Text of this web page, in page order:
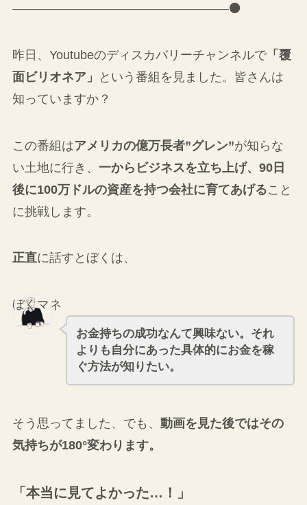
—————————————————–⚫
昨日、Youtubeのディスカバリーチャンネルで「覆
面ビリオネア」
という番組を見ました。皆さんは
知っていますか？
この番組はアメリカの億万長者”グレン”が知らな
い土地に行き、 一からビジネスを立ち上げ、90日
後に100万ドルの資産を持つ会社に育てあげること
に挑戦します。
正直に話すとぼくは、
ぼくマネ
お金持ちの成功なんて興味ない。それ
よりも自分にあった具体的にお金を稼
ぐ方法が知りたい。
そう思ってました、でも、 動画を見た後ではその
気持ちが180°変わります。
「本当に見てよかった…！」